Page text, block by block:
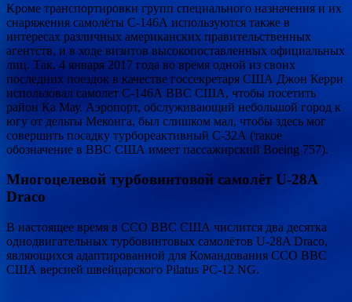
Кроме транспортировки групп специального назначения и их
снаряжения самолёты С-146А используются также в
интересах различных американских правительственных
агентств, и в ходе визитов высокопоставленных официальных
лиц. Так, 4 января 2017 года во время одной из своих
последних поездок в качестве госсекретаря США Джон Керри
использовал самолет C-146А ВВС США, чтобы посетить
район Ка Мау. Аэропорт, обслуживающий небольшой город к
югу от дельты Меконга, был слишком мал, чтобы здесь мог
совершить посадку турбореактивный C-32А (такое
обозначение в ВВС США имеет пассажирский Boeing 757).
Многоцелевой турбовинтовой самолёт U-28A
Draco
В настоящее время в ССО ВВС США числится два десятка
однодвигательных турбовинтовых самолётов U-28A Draco,
являющихся адаптированной для Командования ССО ВВС
США версией швейцарского Pilatus PC-12 NG.